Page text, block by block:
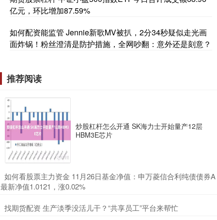
亿元，环比增加87.59%
如何配资能监管 Jennie新歌MV被扒，2分34秒疑似走光画
面炸锅！粉丝澄清是防护措施，全网吵翻：意外还是刻意？
推荐阅读
炒股杠杆怎么开通 SK海力士开始量产12层
HBM3E芯片
​如何看股票主力资金 11月26日基金净值：申万菱信合利纯债债券A
最新净值1.0121，涨0.02%
​找期货配资 生产淡季没活儿干？“共享员工”平台来帮忙